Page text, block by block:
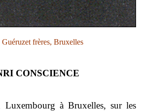
frères, Bruxelles
CONSCIENCE
Luxembourg à Bruxelles, sur les